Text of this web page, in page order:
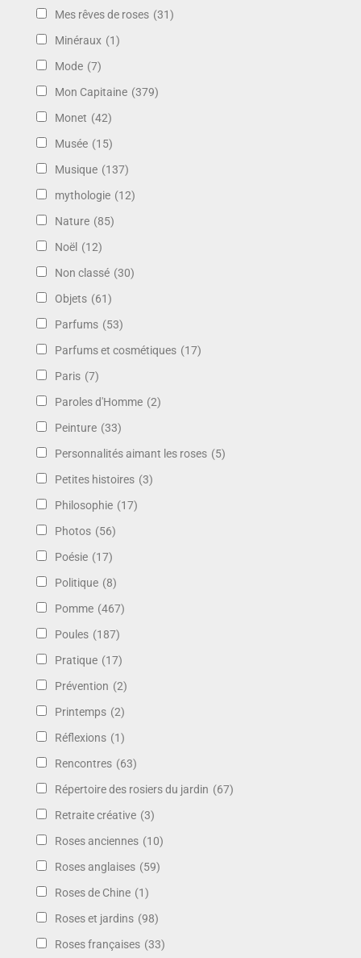
Mes rêves de roses (31)
Minéraux (1)
Mode (7)
Mon Capitaine (379)
Monet (42)
Musée (15)
Musique (137)
mythologie (12)
Nature (85)
Noël (12)
Non classé (30)
Objets (61)
Parfums (53)
Parfums et cosmétiques (17)
Paris (7)
Paroles d'Homme (2)
Peinture (33)
Personnalités aimant les roses (5)
Petites histoires (3)
Philosophie (17)
Photos (56)
Poésie (17)
Politique (8)
Pomme (467)
Poules (187)
Pratique (17)
Prévention (2)
Printemps (2)
Réflexions (1)
Rencontres (63)
Répertoire des rosiers du jardin (67)
Retraite créative (3)
Roses anciennes (10)
Roses anglaises (59)
Roses de Chine (1)
Roses et jardins (98)
Roses françaises (33)